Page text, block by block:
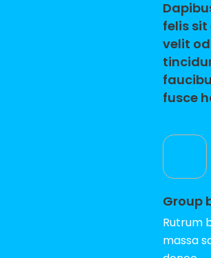
felis
velit
fusce
Group
Rutrum
massa